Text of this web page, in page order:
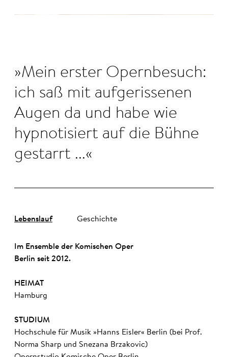
Mein erster Opernbesuch:
ich saß mit aufgerissenen
Augen da und habe wie
hypnotisiert auf die Bühne
gestarrt ...
Lebenslauf Geschichte
Im Ensemble der Komischen Oper
Berlin seit 2012.
HEIMAT
Hamburg
STUDIUM
Hochschule für Musik »Hanns Eisler« Berlin (bei Prof.
Norma Sharp und Snezana Brzakovic)